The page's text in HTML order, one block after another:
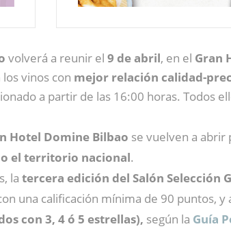
volverá a reunir el 9 de abril, en el Gran
los vinos con mejor relación calidad-
a partir de las 16:00 horas. Todos
Hotel Domine Bilbao se vuelven a abrir
el territorio nacional.
la tercera edición del Salón Selección
una calificación mínima de 90 puntos, y
con 3, 4 ó 5 estrellas), según la Guía